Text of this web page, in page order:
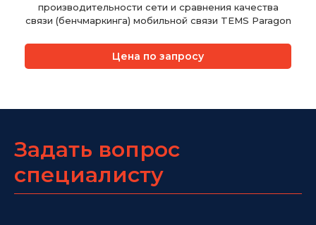
производительности сети и сравнения качества
связи (бенчмаркинга) мобильной связи TEMS Paragon
Цена по запросу
Задать вопрос
специалисту